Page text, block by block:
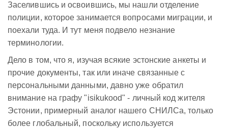
Заселившись и освоившись, мы нашли отделение
полиции, которое занимается вопросами миграции, и
поехали туда. И тут меня подвело незнание
терминологии.
Дело в том, что я, изучая всякие эстонские анкеты и
прочие документы, так или иначе связанные с
персональными данными, давно уже обратил
внимание на графу "isikukood" - личный код жителя
Эстонии, примерный аналог нашего СНИЛСа, только
более глобальный, поскольку используется